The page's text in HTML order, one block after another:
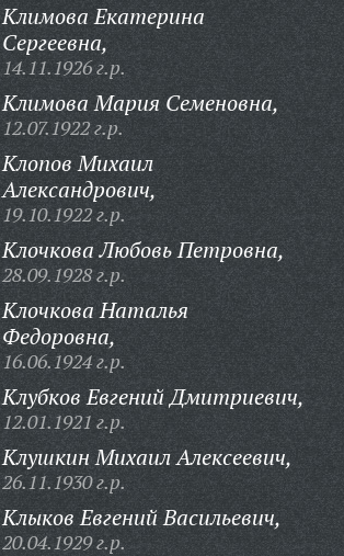
Климова Екатерина
Сергеевна,
14.11.1926 г.р.
Климова Мария Семеновна,
12.07.1922 г.р.
Клопов Михаил
Александрович,
19.10.1922 г.р.
Клочкова Любовь Петровна,
28.09.1928 г.р.
Клочкова Наталья
Федоровна,
16.06.1924 г.р.
Клубков Евгений Дмитриевич,
12.01.1921 г.р.
Клушкин Михаил Алексеевич,
26.11.1930 г.р.
Клыков Евгений Васильевич,
20.04.1929 г.р.